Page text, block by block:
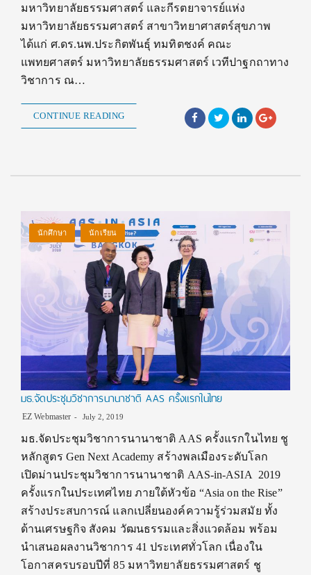
มหาวิทยาลัยธรรมศาสตร์ และกีรตยาจารย์แห่ง
มหาวิทยาลัยธรรมศาสตร์ สาขาวิทยาศาสตร์สุขภาพ
ได้แก่ ศ.ดร.นพ.ประกิตพันธุ์ ทมทิตชงค์ คณะ
แพทยศาสตร์ มหาวิทยาลัยธรรมศาสตร์ เวทีปาฐกถาทาง
วิชาการ ณ…
CONTINUE READING
นักศึกษา นักเรียน
มธ.จัดประชุมวิชาการนานาชาติ AAS ครั้งแรกในไทย
EZ Webmaster July 2, 2019
มธ.จัดประชุมวิชาการนานาชาติ AAS ครั้งแรกในไทย ชู
หลักสูตร Gen Next Academy สร้างพลเมืองระดับโลก
เปิดม่านประชุมวิชาการนานาชาติ AAS-in-ASIA 2019
ครั้งแรกในประเทศไทย ภายใต้หัวข้อ “Asia on the Rise”
สร้างประสบการณ์ แลกเปลี่ยนองค์ความรู้ร่วมสมัย ทั้ง
ด้านเศรษฐกิจ สังคม วัฒนธรรมและสิ่งแวดล้อม พร้อม
นำเสนอผลงานวิชาการ 41 ประเทศทั่วโลก เนื่องใน
โอกาสครบรอบปีที่ 85 มหาวิทยาลัยธรรมศาสตร์ ชู